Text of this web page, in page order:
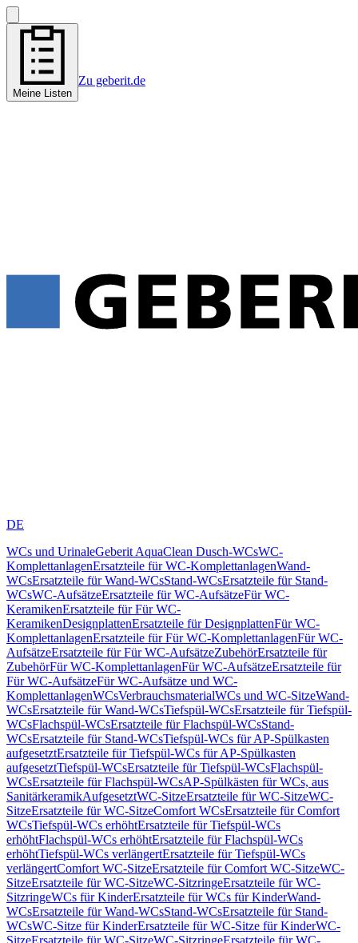
Meine Listen
Zu geberit.de
DE
WCs und UrinaleGeberit AquaClean Dusch-WCsWC-
KomplettanlagenErsatzteile für WC-KomplettanlagenWand-
WCsErsatzteile für Wand-WCsStand-WCsErsatzteile für Stand-
WCsWC-AufsätzeErsatzteile für WC-AufsätzeFür WC-
KeramikenErsatzteile für Für WC-
KeramikenDesignplattenErsatzteile für DesignplattenFür WC-
KomplettanlagenErsatzteile für Für WC-KomplettanlagenFür WC-
AufsätzeErsatzteile für Für WC-AufsätzeZubehörErsatzteile für
ZubehörFür WC-KomplettanlagenFür WC-AufsätzeErsatzteile für
Für WC-AufsätzeFür WC-Aufsätze und WC-
KomplettanlagenWCsVerbrauchsmaterialWCs und WC-SitzeWand-
WCsErsatzteile für Wand-WCsTiefspül-WCsErsatzteile für Tiefspül-
WCsFlachspül-WCsErsatzteile für Flachspül-WCsStand-
WCsErsatzteile für Stand-WCsTiefspül-WCs für AP-Spülkasten
aufgesetztErsatzteile für Tiefspül-WCs für AP-Spülkasten
aufgesetztTiefspül-WCsErsatzteile für Tiefspül-WCsFlachspül-
WCsErsatzteile für Flachspül-WCsAP-Spülkästen für WCs, aus
SanitärkeramikAufgesetztWC-SitzeErsatzteile für WC-SitzeWC-
SitzeErsatzteile für WC-SitzeComfort WCsErsatzteile für Comfort
WCsTiefspül-WCs erhöhtErsatzteile für Tiefspül-WCs
erhöhtFlachspül-WCs erhöhtErsatzteile für Flachspül-WCs
erhöhtTiefspül-WCs verlängertErsatzteile für Tiefspül-WCs
verlängertComfort WC-SitzeErsatzteile für Comfort WC-SitzeWC-
SitzeErsatzteile für WC-SitzeWC-SitzringeErsatzteile für WC-
SitzringeWCs für KinderErsatzteile für WCs für KinderWand-
WCsErsatzteile für Wand-WCsStand-WCsErsatzteile für Stand-
WCsWC-Sitze für KinderErsatzteile für WC-Sitze für KinderWC-
SitzeErsatzteile für WC-SitzeWC-SitzringeErsatzteile für WC-